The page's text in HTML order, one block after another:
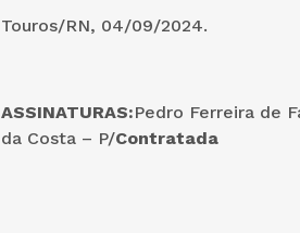
Touros/RN, 04/09/2024.
ASSINATURAS:Pedro Ferreira de
da Costa – P/Contratada